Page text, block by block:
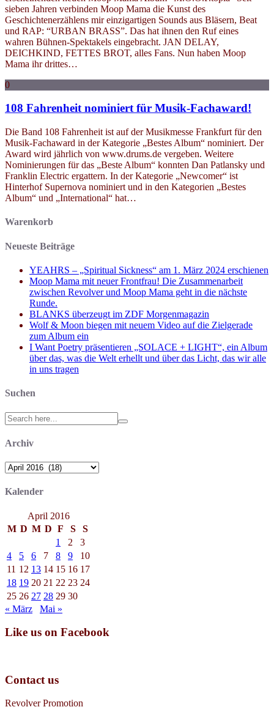
sieben Jahren verbinden Moop Mama die Kunst des
Geschichtenerzählens mir einzigartigen Sounds aus Bläsern, Beat
und RAP: “URBAN BRASS”. Das hat ihnen den Ruf eines
wahren Bühnen-Spektakels eingebracht. JAN DELAY,
DEICHKIND, FETTES BROT, alles Fans. Nun haben Moop
Mama ihr drittes…
0
108 Fahrenheit nominiert für Musik-Fachaward!
Die Band 108 Fahrenheit ist auf der Musikmesse Frankfurt für den
Musik-Fachaward in der Kategorie „Bestes Album“ nominiert. Der
Award wird jährlich von www.drums.de vergeben. Weitere
Nominierungen für das „Beste Album“ konnten Dan Patlansky und
Franklin Electric ergattern. In der Kategorie „Newcomer“ ist
Hinterhof Supernova nominiert und in den Kategorien „Bestes
Album“ und „International“ hat…
Warenkorb
Neueste Beiträge
YEAHRS – „Spiritual Sickness“ am 1. März 2024 erschienen
Moop Mama mit neuer Frontfrau! Die Zusammenarbeit
zwischen Revolver und Moop Mama geht in die nächste
Runde.
BLANKS überzeugt im ZDF Morgenmagazin
Wolf & Moon biegen mit neuem Video auf die Zielgerade
zum Album ein
I Want Poetry präsentieren „SOLACE + LIGHT“, ein Album
über das, was die Welt erhellt und über das Licht, das wir alle
in uns tragen
Suchen
Search
for:
Archiv
Archiv
Kalender
April 2016
M D M D F S
S
1
2
3
4
5 6 7 8 9
10
11 12 13 14 15 16 17
18 19 20 21 22 23 24
25 26 27 28 29 30
« März
Mai »
Like us on Facebook
Contact us
Revolver Promotion